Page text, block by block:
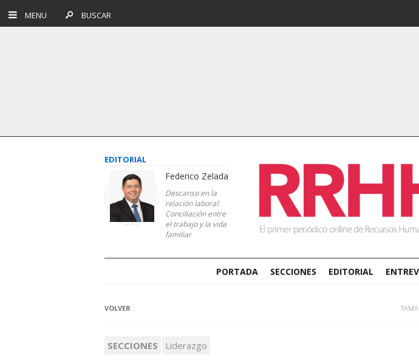
MENU BUSCAR
EDITORIAL
Federico Zelada
Descanso en la
relación laboral:
Conciliación entre
el trabajo y la vida
familiar
PORTADA SECCIONES EDITORIAL
VOLVER
SECCIONES Liderazgo